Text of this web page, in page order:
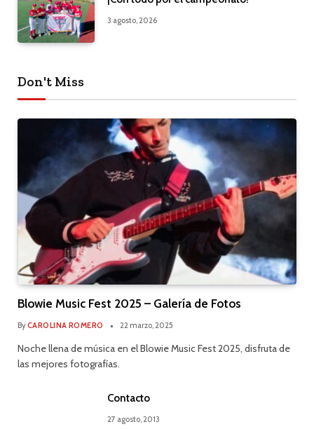
3 agosto, 2026
Don't Miss
Blowie Music Fest 2025 – Galería de Fotos
ByCAROLINA ROMERO 22 marzo, 2025
Noche llena de música en el Blowie Music Fest 2025, disfruta de
las mejores fotografías.
Contacto
27 agosto, 2013